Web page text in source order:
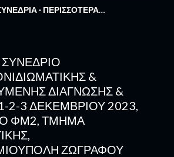
ΠΕΡΙΣΣΌΤΕΡΑ…
&
ΔΙΆΓΝΩΣΗΣ &
2-3 ΔΕΚΕΜΒΡΊΟΥ 2023,
ΦΜ2, ΤΜΉΜΑ
ΖΩΓΡΆΦΟΥ